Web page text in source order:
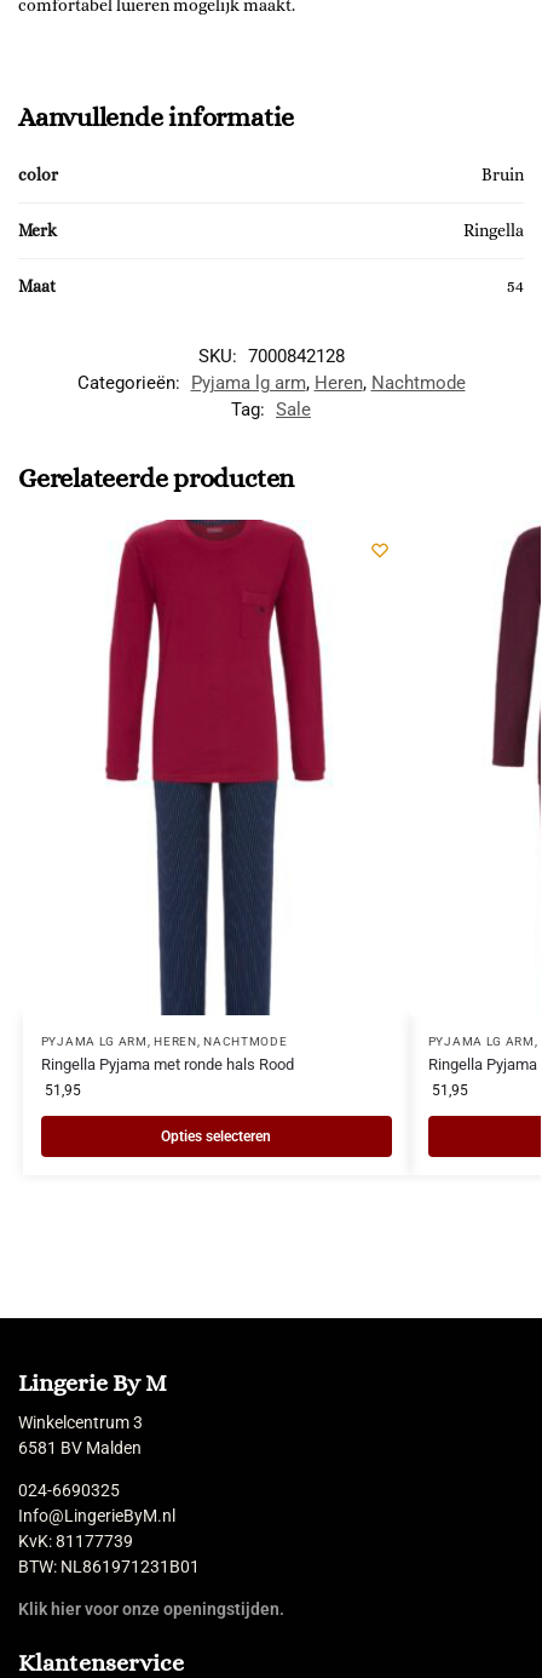
comfortabel luieren mogelijk maakt.
Aanvullende informatie
color Bruin
Merk Ringella
Maat 54
SKU: 7000842128
Categorieën:
Pyjama lg arm, Heren, Nachtmode
Tag: Sale
Gerelateerde producten
PYJAMA LG ARM,HEREN,NACHTMODE
Ringella Pyjama met ronde hals Rood
51,95
Opties selecteren
PYJAMA LG ARM,
Ringella
51,95
Lingerie By M
Winkelcentrum 3
6581 BV Malden
024-6690325
Info@LingerieByM.nl
KvK: 81177739
BTW: NL861971231B01
Klik hier voor onze openingstijden.
Klantenservice